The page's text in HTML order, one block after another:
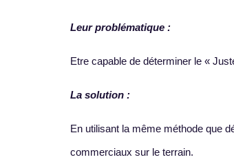
Leur problématique :
Etre capable de déterminer le «
La solution :
En utilisant la même méthode que
commerciaux sur le terrain.